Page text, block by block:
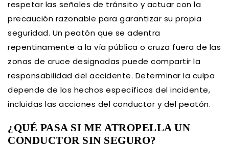
respetar las señales de tránsito y actuar con la
precaución razonable para garantizar su propia
seguridad. Un peatón que se adentra
repentinamente a la vía pública o cruza fuera de las
zonas de cruce designadas puede compartir la
responsabilidad del accidente. Determinar la culpa
depende de los hechos específicos del incidente,
incluidas las acciones del conductor y del peatón.
¿QUÉ PASA SI ME ATROPELLA UN
CONDUCTOR SIN SEGURO?